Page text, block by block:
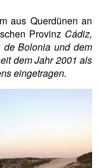
aus Querdünen an
Provinz Cádiz,
de Bolonia und dem
dem Jahr 2001 als
eingetragen.